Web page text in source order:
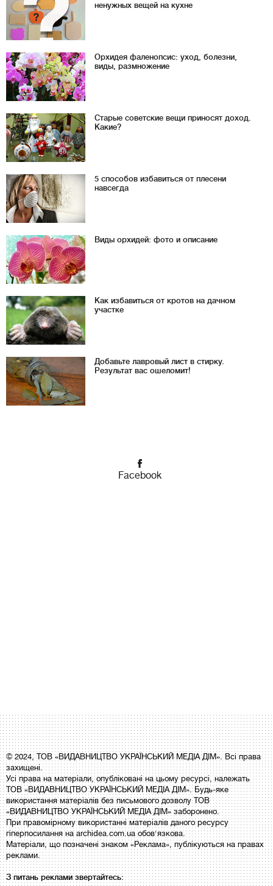
ненужных вещей на кухне
Орхидея фаленопсис: уход, болезни,
виды, размножение
Старые советские вещи приносят доход.
Какие?
5 способов избавиться от плесени
навсегда
Виды орхидей: фото и описание
Как избавиться от кротов на дачном
участке
Добавьте лавровый лист в стирку.
Результат вас ошеломит!
Facebook
© 2024, ТОВ «ВИДАВНИЦТВО УКРАЇНСЬКИЙ МЕДІА ДІМ». Всі права
захищені.
Усі права на матеріали, опубліковані на цьому ресурсі, належать
ТОВ «ВИДАВНИЦТВО УКРАЇНСЬКИЙ МЕДІА ДІМ». Будь-яке
використання матеріалів без письмового дозволу ТОВ
«ВИДАВНИЦТВО УКРАЇНСЬКИЙ МЕДІА ДІМ» заборонено.
При правомірному використанні матеріалів даного ресурсу
гіперпосилання на archidea.com.ua обов'язкова.
Матеріали, що позначені знаком «Реклама», публікуються на правах
реклами.
З питань реклами звертайтесь: